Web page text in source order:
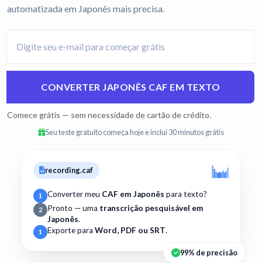
automatizada em Japonês mais precisa.
CONVERTER JAPONÊS CAF EM TEXTO
Comece grátis — sem necessidade de cartão de crédito.
Seu teste gratuito começa hoje e inclui 30 minutos grátis
recording.caf
1 Converter meu CAF em Japonês para texto?
2 Pronto — uma transcrição pesquisável em
Japonês.
1 Exporte para Word, PDF ou SRT.
99% de precisão